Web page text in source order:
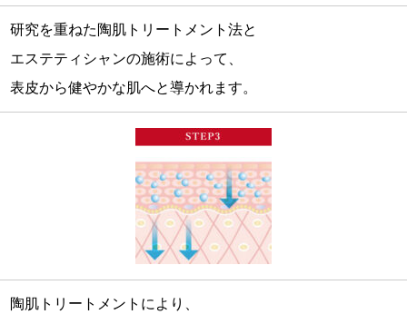
研究を重ねた陶肌トリートメント法と
エステティシャンの施術によって、
表皮から健やかな肌へと導かれます。
陶肌トリートメントにより、